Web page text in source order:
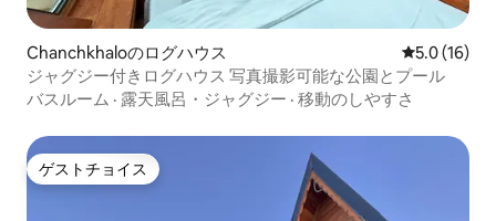
Chanchkhaloのログハウス レビュー16
5.0 (16)
ジャグジー付きログハウス 写真撮影可能な公園とプール
バスルーム · 露天風呂・ジャグジー · 移動のしやすさ
ゲストチョイス
ゲストチョイス